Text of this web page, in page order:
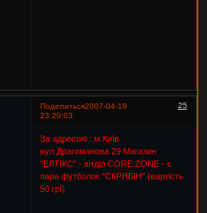
Поделиться 25
2007-04-19
23:20:03
За адресою : м.Київ
вул.Драгоманова 29 Магазин
"ЕЛТІКС" - вітділ CORE ZONE - є
пара футболок "СКРЯБІН" (вартість
50 гр!)